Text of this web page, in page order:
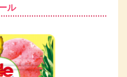
ル